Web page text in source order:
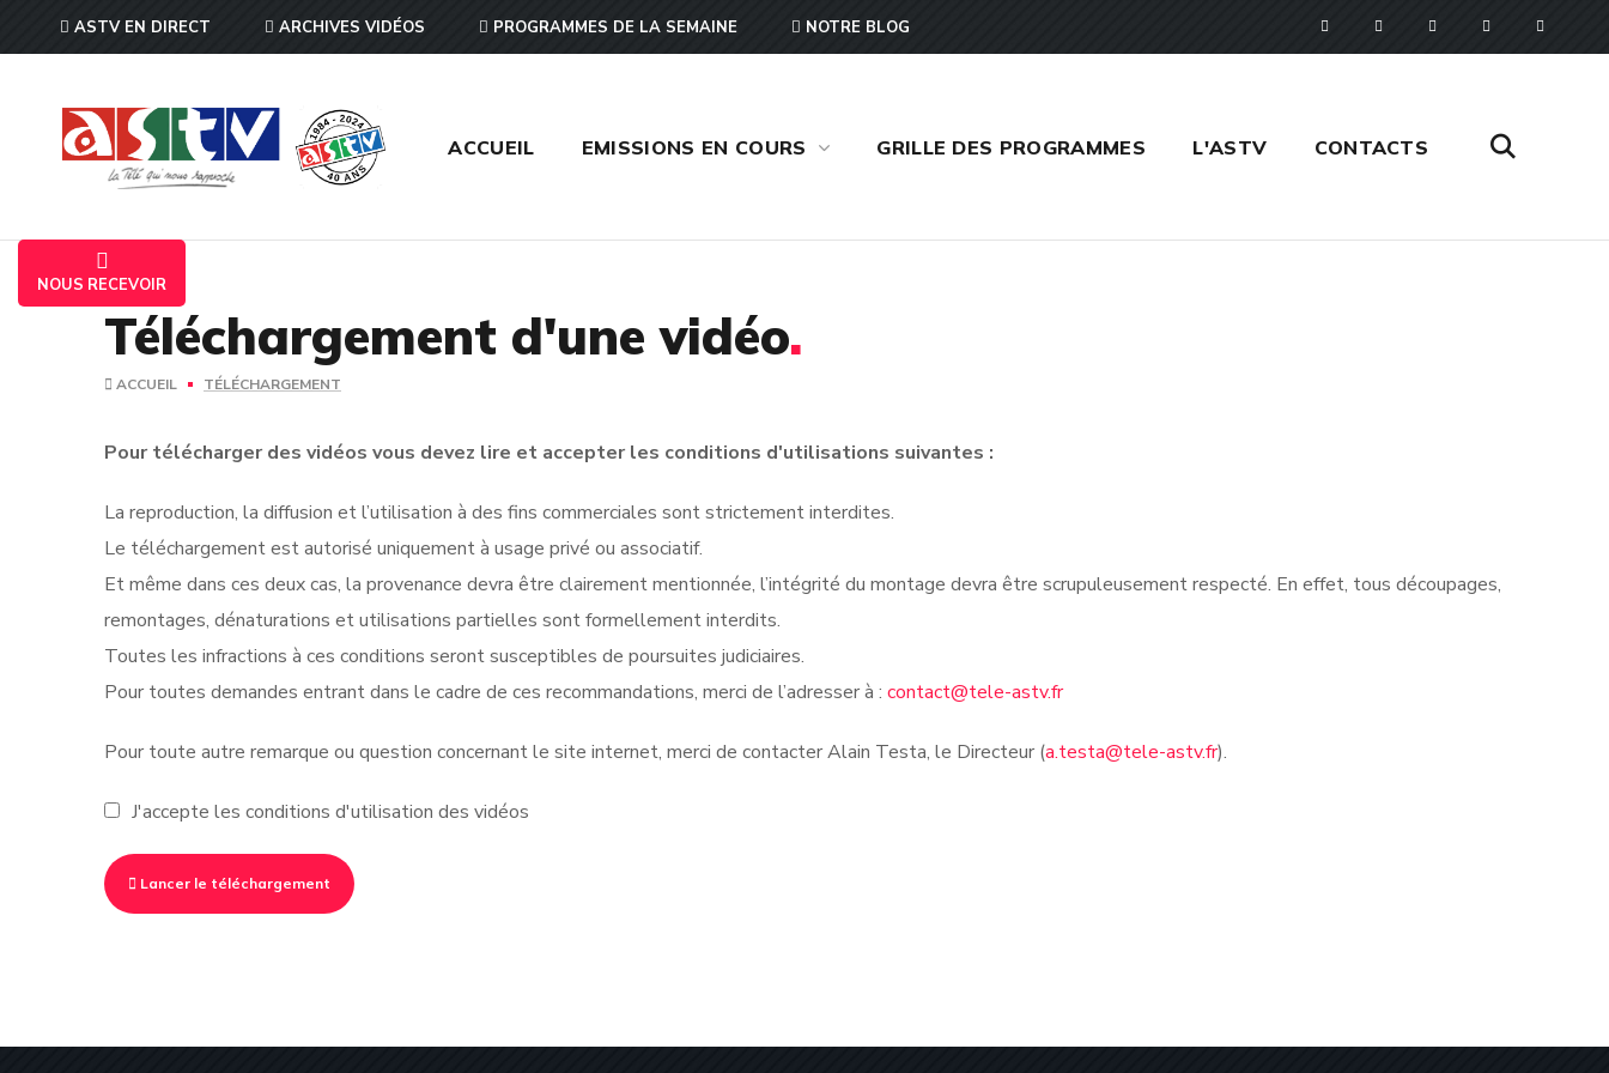
ASTV EN DIRECT ARCHIVES VIDÉOS PROGRAMMES DE LA SEMAINE NOTRE BLOG
ACCUEIL EMISSIONS EN COURS GRILLE DES PROGRAMMES L'ASTV CONTACTS
NOUS RECEVOIR
Téléchargement d'une vidéo.
ACCUEIL TÉLÉCHARGEMENT
Pour télécharger des vidéos vous devez lire et accepter les conditions d'utilisations suivantes :
La reproduction, la diffusion et l’utilisation à des fins commerciales sont strictement interdites.
Le téléchargement est autorisé uniquement à usage privé ou associatif.
Et même dans ces deux cas, la provenance devra être clairement mentionnée, l’intégrité du montage devra être scrupuleusement respecté. En effet, tous découpages,
remontages, dénaturations et utilisations partielles sont formellement interdits.
Toutes les infractions à ces conditions seront susceptibles de poursuites judiciaires.
Pour toutes demandes entrant dans le cadre de ces recommandations, merci de l’adresser à : contact@tele-astv.fr
Pour toute autre remarque ou question concernant le site internet, merci de contacter Alain Testa, le Directeur (a.testa@tele-astv.fr).
J'accepte les conditions d'utilisation des vidéos
Lancer le téléchargement